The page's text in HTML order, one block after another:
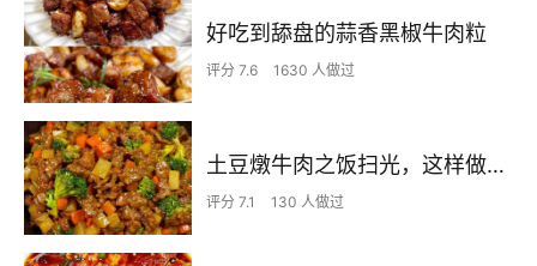
好吃到舔盘的蒜香黑椒牛肉粒
评分 7.6 1630 人做过
土豆燉牛肉之饭扫光，这样做也太香了吧，还没出锅已是浓香四溢了
评分 7.1 130 人做过